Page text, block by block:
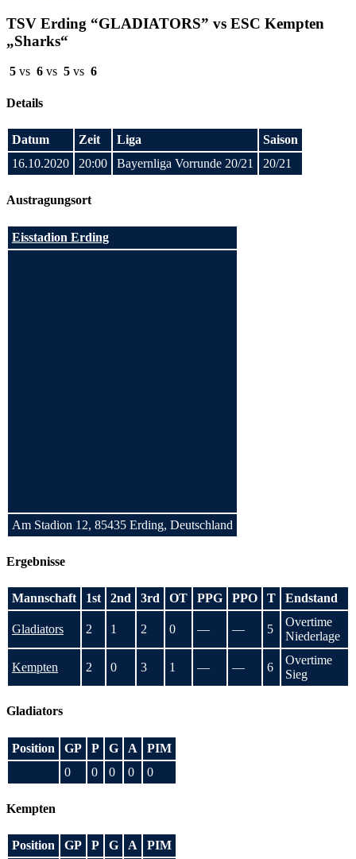
TSV Erding “GLADIATORS” vs ESC Kempten
„Sharks“
5 vs 6 vs 5 vs 6
Details
Datum Zeit Liga
Saison
16.10.2020
20:00 Bayernliga Vorrunde 20/21 20/21
Austragungsort
Eisstadion Erding
Am Stadion 12, 85435 Erding, Deutschland
Ergebnisse
Mannschaft 1st 2nd 3rd OT PPG PPO T Endstand
Gladiators 2 1 2 0 — — 5
Overtime
Niederlage
Kempten 2 0 3 1 — — 6
Overtime
Sieg
Gladiators
Position GP P G A
PIM
0
0 0 0 0
Kempten
Position GP P G A
PIM